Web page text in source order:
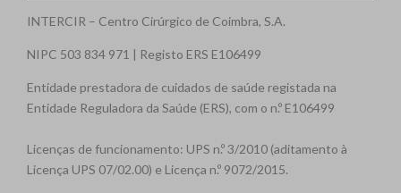
INTERCIR – Centro Cirúrgico de Coimbra, S.A.
NIPC 503 834 971 | Registo ERS E106499
Entidade prestadora de cuidados de saúde registada na
Entidade Reguladora da Saúde (ERS), com o n.º E106499
Licenças de funcionamento: UPS n.º 3/2010 (aditamento à
Licença UPS 07/02.00) e Licença n.º 9072/2015.